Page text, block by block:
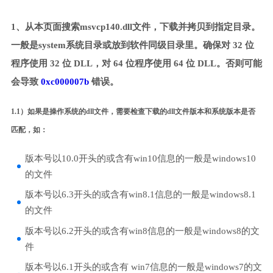
1、从本页面搜索msvcp140.dll文件，下载并拷贝到指定目录。
一般是system系统目录或放到软件同级目录里。确保对 32 位
程序使用 32 位 DLL，对 64 位程序使用 64 位 DLL。否则可能
会导致 0xc000007b错误。
1.1）如果是操作系统的dll文件，需要检查下载的dll文件版本和系统版本是否
匹配，如：
版本号以10.0开头的或含有win10信息的一般是windows10
的文件
版本号以6.3开头的或含有win8.1信息的一般是windows8.1
的文件
版本号以6.2开头的或含有win8信息的一般是windows8的文
件
版本号以6.1开头的或含有 win7信息的一般是windows7的文